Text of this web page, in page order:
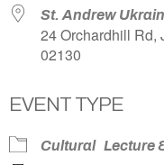
St. Andrew
24 Orchardhill Rd,
02130
EVENT TYPE
Cultural Lecture